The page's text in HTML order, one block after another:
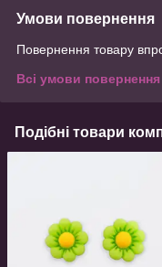
Умови повернення
Повернення товару
Всі умови повернення
Подібні товари